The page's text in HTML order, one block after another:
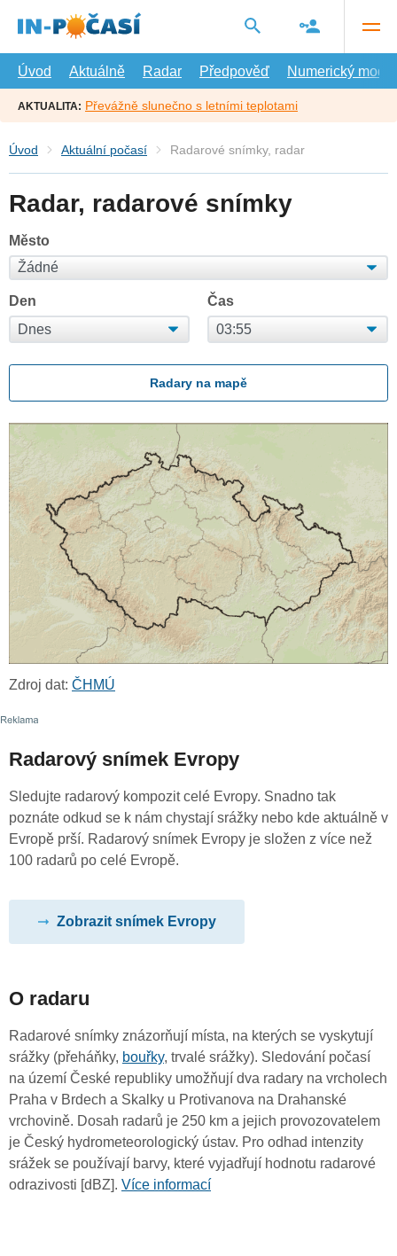
hlavní
Úvod
Aktuálně Radar Předpověď Numerický model
AKTUALITA: Převážně slunečno s letními teplotami
Úvod Aktuální počasí Radarové snímky, radar
Radar, radarové snímky
Město
Den Čas
Radary na mapě
Zdroj dat: ČHMÚ
Radarový snímek Evropy
Sledujte radarový kompozit celé Evropy. Snadno tak
poznáte odkud se k nám chystají srážky nebo kde aktuálně v
Evropě prší. Radarový snímek Evropy je složen z více než
100 radarů po celé Evropě.
Zobrazit snímek Evropy
O radaru
Radarové snímky znázorňují místa, na kterých se vyskytují
srážky (přeháňky, bouřky, trvalé srážky). Sledování počasí
na území České republiky umožňují dva radary na vrcholech
Praha v Brdech a Skalky u Protivanova na Drahanské
vrchovině. Dosah radarů je 250 km a jejich provozovatelem
je Český hydrometeorologický ústav. Pro odhad intenzity
srážek se používají barvy, které vyjadřují hodnotu radarové
odrazivosti [dBZ]. Více informací